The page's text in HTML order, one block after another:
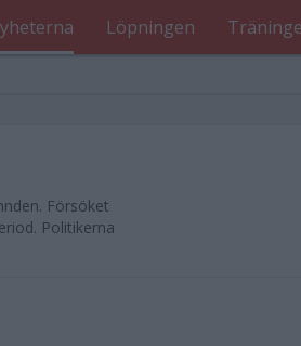
Löpningen
Försöket
Politikerna